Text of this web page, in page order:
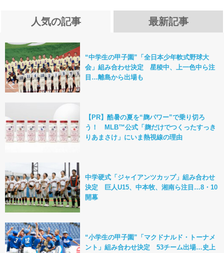
人気の記事 最新記事
“中学生の甲子園”「全日本少年軟式野球大
会」組み合わせ決定 星稜中、上一色中ら注
目…離島から出場も
【PR】酷暑の夏を“麹パワー”で乗り切ろ
う！ MLB™公式「麹だけでつくったすっき
りあまさけ」にいま熱視線の理由
中学硬式「ジャイアンツカップ」組み合わせ
決定 巨人U15、中本牧、湘南ら注目…8・10
開幕
“小学生の甲子園”「マクドナルド・トーナメ
ント」組み合わせ決定 53チーム出場…史上